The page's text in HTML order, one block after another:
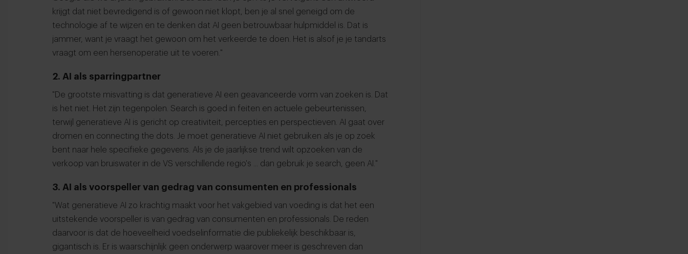
krijgt dat niet bevredigend is of gewoon niet klopt, ben je al snel geneigd om de
technologie af te wijzen en te denken dat AI geen betrouwbaar hulpmiddel is. Dat is
jammer, want je vraagt het gewoon om het verkeerde te doen. Het is alsof je je tandarts
vraagt om een hersenoperatie uit te voeren."
2. AI als sparringpartner
"De grootste misvatting is dat generatieve AI een geavanceerde vorm van zoeken is. Dat
is het niet. Het zijn tegenpolen. Search is goed in feiten en actuele gebeurtenissen,
terwijl generatieve AI is gericht op creativiteit, percepties en perspectieven. AI gaat over
dromen en connecting the dots. Je moet generatieve AI niet gebruiken als je op zoek
bent naar hele specifieke gegevens. Als je de jaarlijkse trend wilt opzoeken van de
verkoop van bruiswater in de VS verschillende regio's ... dan gebruik je search, geen AI."
3. AI als voorspeller van gedrag van consumenten en professionals
"Wat generatieve AI zo krachtig maakt voor het vakgebied van voeding is dat het een
uitstekende voorspeller is van gedrag van consumenten en professionals. De reden
daarvoor is dat de hoeveelheid voedselinformatie die publiekelijk beschikbaar is,
gigantisch is. Er is waarschijnlijk geen onderwerp waarover meer is geschreven dan